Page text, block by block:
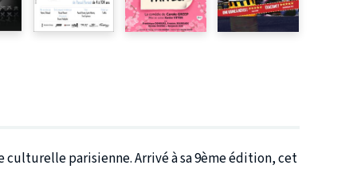
parisienne. Arrivé à sa9ème édition, cet